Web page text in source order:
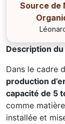
Source de
Description
Dans le cadre
production
capacité de 5
comme
installée et